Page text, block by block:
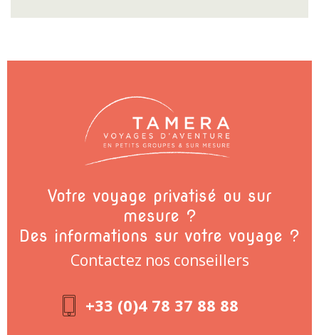
Votre voyage privatisé ou sur
mesure ?
Des informations sur votre voyage ?
Contactez nos conseillers
+33 (0)4 78 37 88 88